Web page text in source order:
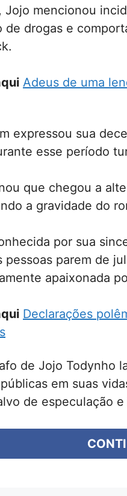
Jojo mencionou
de drogas e
Adeus de uma
expressou sua
esse período
que chegou a
a gravidade do
por sua
pessoas parem de
apaixonada
Declarações
de Jojo Todynho
em suas
de especulação